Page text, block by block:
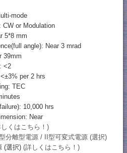
mode
CW or Modulation
5*8 mm
angle): Near 3 mrad
39mm
<2
per 2 hrs
TEC
10,000 hrs
Near
くはこちら！)
分離型電源 / II型可変式電源 (選択)
(選択) (詳しくはこちら！)